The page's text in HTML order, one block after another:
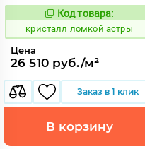
818581
Код товара:
кристалл ломкой астры
Цена
26 510 руб./м²
Заказ в 1 клик
В корзину